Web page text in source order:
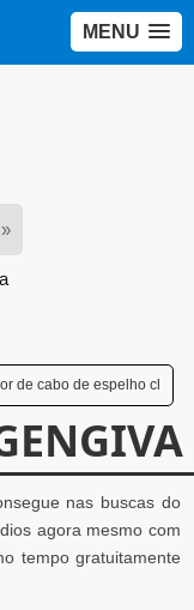
MENU
de cabo de espelho cl
nas buscas do
agora mesmo com
tempo gratuitamente